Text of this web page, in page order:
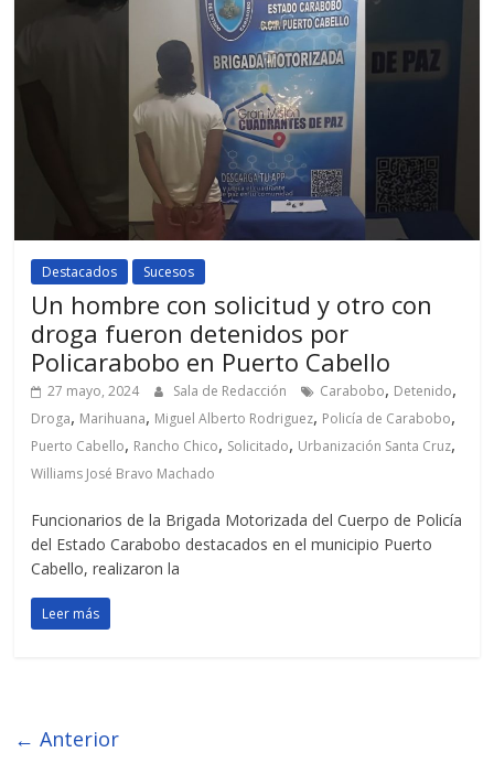
Destacados Sucesos
Un hombre con solicitud y otro con
droga fueron detenidos por
Policarabobo en Puerto Cabello
27 mayo, 2024 Sala de Redacción Carabobo, Detenido,
Droga, Marihuana, Miguel Alberto Rodriguez, Policía de Carabobo,
Puerto Cabello, Rancho Chico, Solicitado, Urbanización Santa Cruz,
Williams José Bravo Machado
Funcionarios de la Brigada Motorizada del Cuerpo de Policía
del Estado Carabobo destacados en el municipio Puerto
Cabello, realizaron la
Leer más
← Anterior